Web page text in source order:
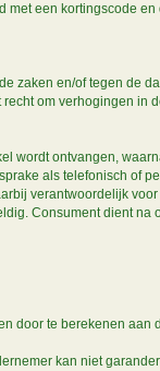
een kortingscode
zaken en/of tegen de
om verhogingen in
wordt ontvangen,
als telefonisch of
verantwoordelijk
Consument dient na
door te berekenen aan
kan niet